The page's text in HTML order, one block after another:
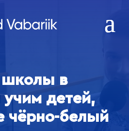
школы в
детей,
чёрно-белый